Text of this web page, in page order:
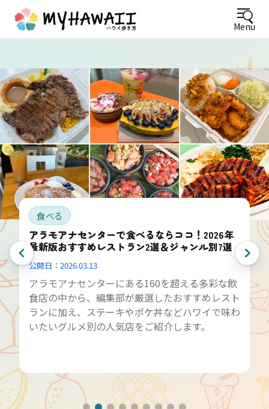
Menu
食べる
アラモアナセンターで食べるならココ！2026年
最新版おすすめレストラン2選＆ジャンル別7選
公開日： 2026.03.13
アラモアナセンターにある160を超える多彩な飲
食店の中から、編集部が厳選したおすすめレスト
ランに加え、ステーキやポケ丼などハワイで味わ
いたいグルメ別の人気店をご紹介します。